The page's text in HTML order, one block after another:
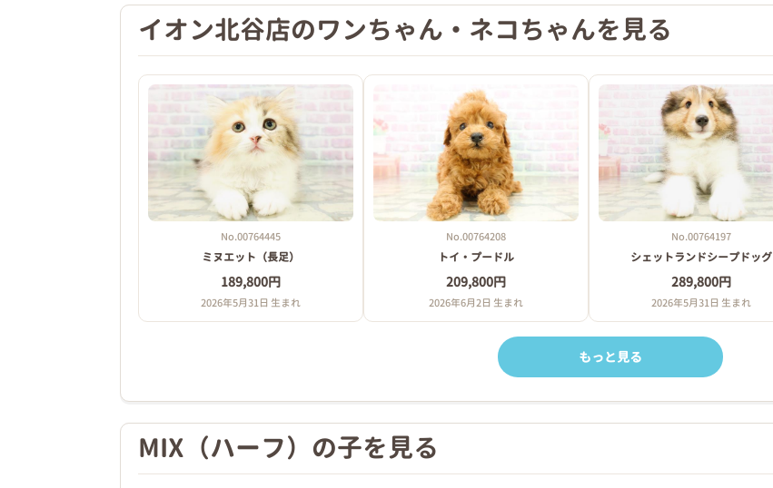
イオン北谷店のワンちゃん・ネコちゃんを見る
No.00764445
ミヌエット（長足）
189,800円
2026年5月31日 生まれ
No.00764208
トイ・プードル
209,800円
2026年6月2日 生まれ
No.00764197
シェットランドシープドッグ
289,800円
2026年5月31日 生まれ
もっと見る
MIX（ハーフ）の子を見る